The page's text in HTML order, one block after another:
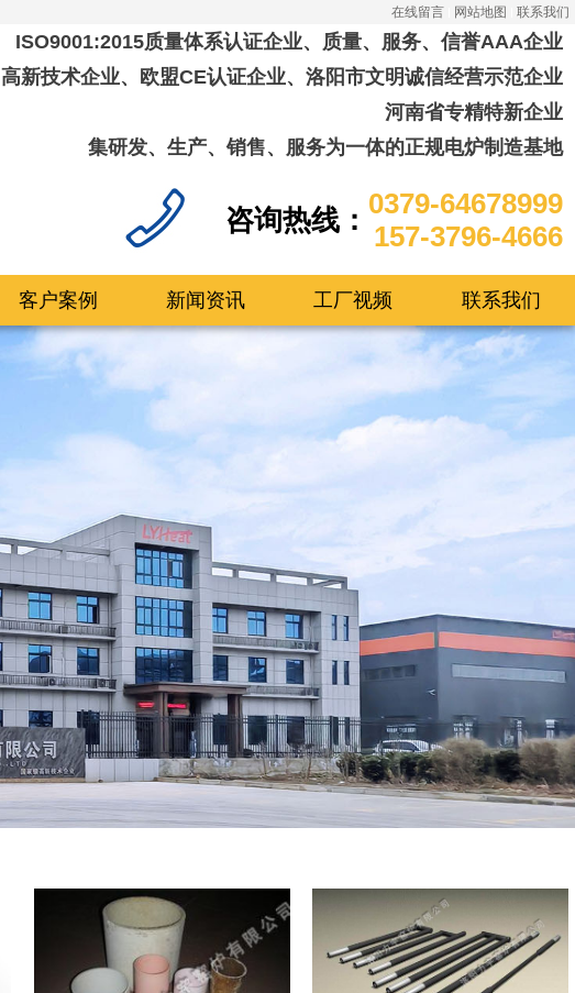
在线留言 网站地图 联系我们
ISO9001:2015质量体系认证企业、质量、服务、信誉AAA企业
高新技术企业、欧盟CE认证企业、洛阳市文明诚信经营示范企业
河南省专精特新企业
集研发、生产、销售、服务为一体的正规电炉制造基地
咨询热线： 0379-64678999
157-3796-4666
客户案例 新闻资讯 工厂视频 联系我们